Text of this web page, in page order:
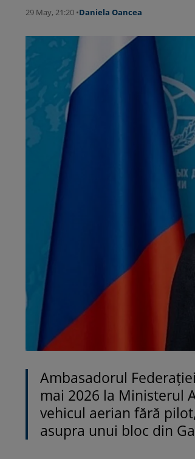
29 May, 21:20 •Daniela Oancea
Ambasadorul
mai 2026 la Ministerul
vehicul aerian fără
asupra unui bloc din